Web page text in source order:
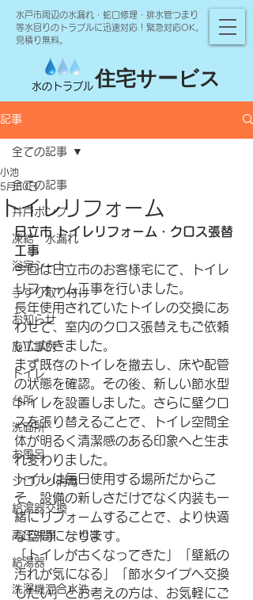
水戸市周辺の水漏れ・蛇口修理・排水管つまり
等水回りのトラブルに迅速対応！緊急対応OK。
見積り無料。
水のトラブル住宅サービス
記事
全ての記事
井戸ポンプ
凍結 水漏れ
浴室シート
手すり取り付け
お知らせ
施工事例
トイレ
台所
洗面所
お風呂
シロアリ消毒
給湯器交換
高圧洗浄 一世帯
給湯器
洗濯機混合水洗
全ての記事
トイレリフォーム
小池
5月30日
日立市 トイレリフォーム・クロス張替
工事
今回は日立市のお客様宅にて、トイレ
リフォーム工事を行いました。
長年使用されていたトイレの交換にあ
わせて、室内のクロス張替えもご依頼
いただきました。
まず既存のトイレを撤去し、床や配管
の状態を確認。その後、新しい節水型
トイレを設置しました。さらに壁クロ
スを張り替えることで、トイレ空間全
体が明るく清潔感のある印象へと生ま
れ変わりました。
トイレは毎日使用する場所だからこ
そ、設備の新しさだけでなく内装も一
緒にリフォームすることで、より快適
な空間になります。
「トイレが古くなってきた」「壁紙の
汚れが気になる」「節水タイプへ交換
したい」とお考えの方は、お気軽にご